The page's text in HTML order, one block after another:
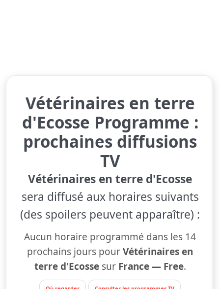
Vétérinaires en terre
d'Ecosse Programme :
prochaines diffusions
TV
Vétérinaires en terre d'Ecosse
sera diffusé aux horaires suivants
(des spoilers peuvent apparaître) :
Aucun horaire programmé dans les 14
prochains jours pourVétérinaires en
terre d'Ecossesur France — Free.